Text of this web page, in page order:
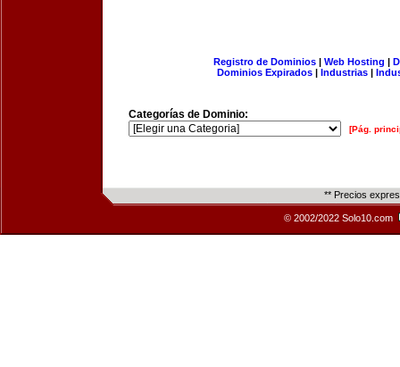
Registro de Dominios| Web Hosting |
Dominios Expirados | Industrias |
Categorías de Dominio:
[Pág.
** Precios
© 2002/2022 Solo10.com